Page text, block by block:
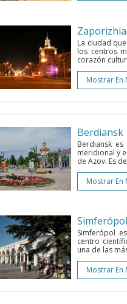
Zaporizhia
La ciudad
los centros
corazón
Mostrar En
Berdiansk
Berdiansk
meridional y
de Azov. Es
Mostrar En
Simferópol
Simferópol
centro
una de las
Mostrar En